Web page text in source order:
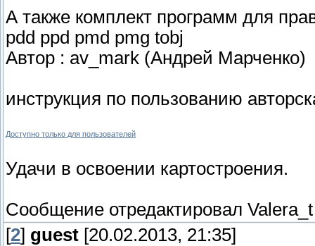
А также комплект программ для
pdd ppd pmd pmg tobj
Автор : av_mark (Андрей Марченко)
инструкция по пользованию
Доступно только для пользователей
Удачи в освоении картостроения.
Сообщение отредактировал Valera_t
[2] guest [20.02.2013, 21:35]